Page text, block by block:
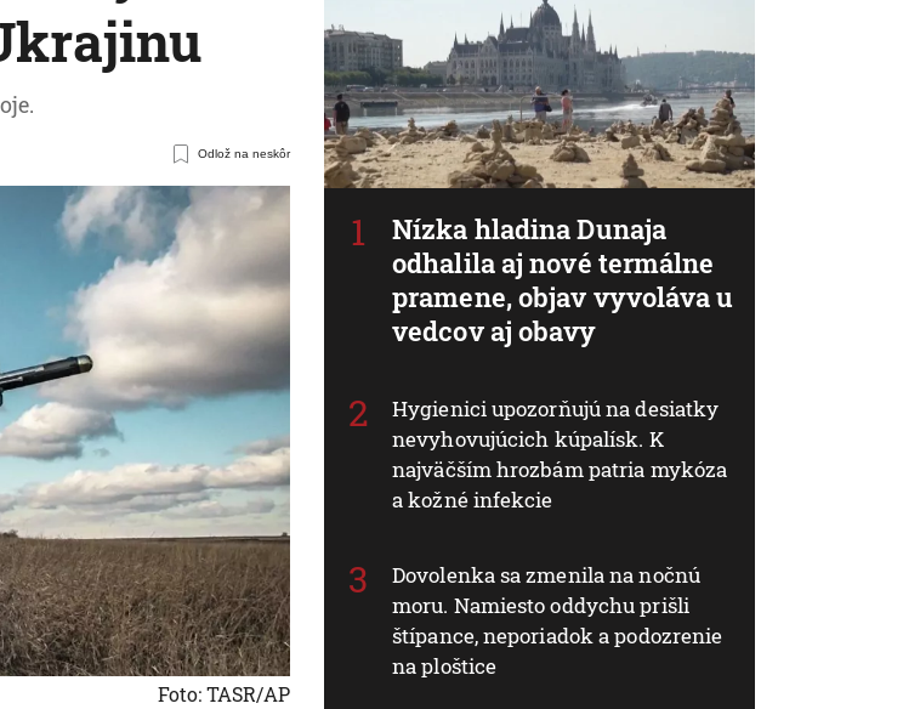
Odlož na neskôr
Foto: TASR/AP
Nízka hladina Dunaja
odhalila aj nové termálne
pramene, objav vyvoláva u
vedcov aj obavy
Hygienici upozorňujú na desiatky
nevyhovujúcich kúpalísk. K
najväčším hrozbám patria mykóza
a kožné infekcie
Dovolenka sa zmenila na nočnú
moru. Namiesto oddychu prišli
štípance, neporiadok a podozrenie
na ploštice